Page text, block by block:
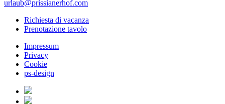
urlaub@prissianerhof.com
Richiesta di vacanza
Prenotazione tavolo
Impressum
Privacy
Cookie
ps-design